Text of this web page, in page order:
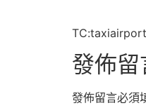
發佈留
發佈留言必須